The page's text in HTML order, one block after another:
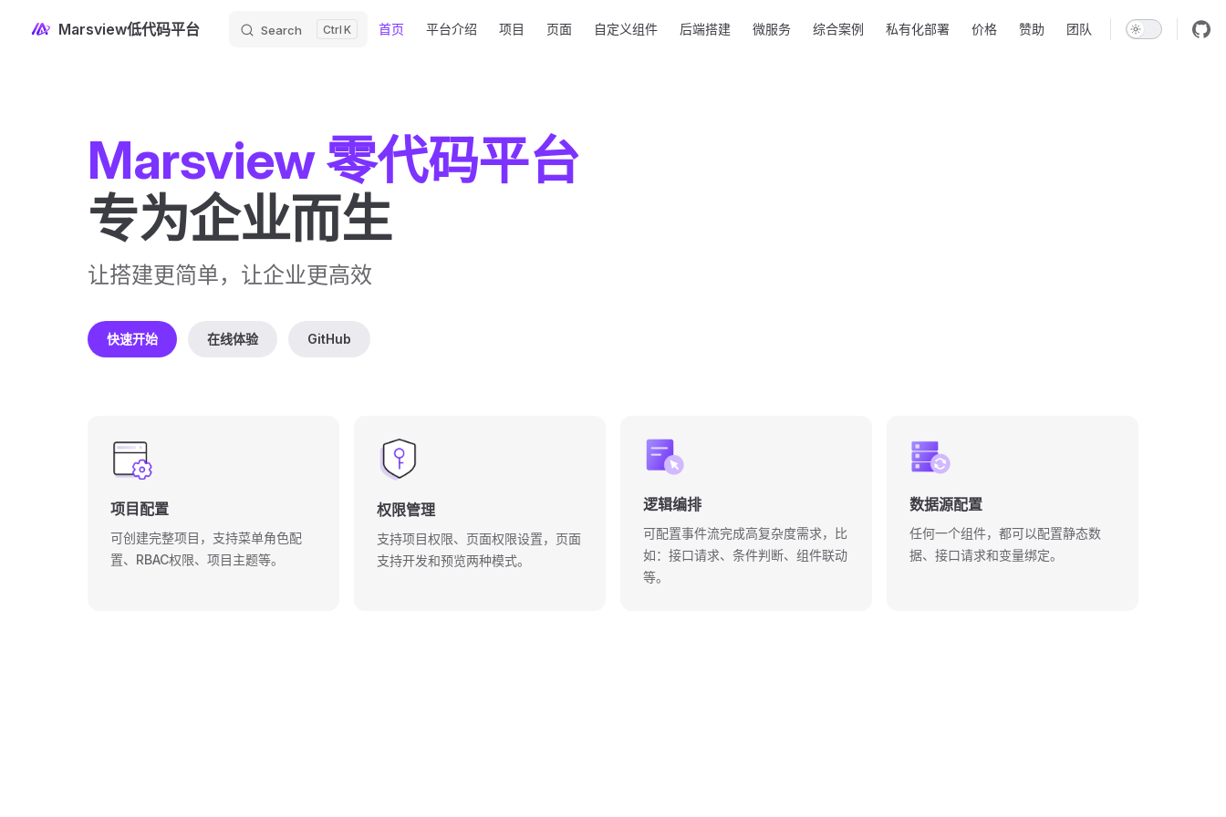
Skip to content
Marsview低代码平台 Search K 首页 平台介绍 项目 页面 自定义组件 后端搭建 微服务 综合案例 私有化部署 价格 赞助 团队
Marsview 零代码平台
专为企业而生
让搭建更简单，让企业更高效
快速开始 在线体验 GitHub
项目配置
可创建完整项目，支持菜单角色配
置、RBAC权限、项目主题等。
权限管理
支持项目权限、页面权限设置，页面
支持开发和预览两种模式。
逻辑编排
可配置事件流完成高复杂度需求，比
如：接口请求、条件判断、组件联动
等。
数据源配置
任何一个组件，都可以配置静态数
据、接口请求和变量绑定。